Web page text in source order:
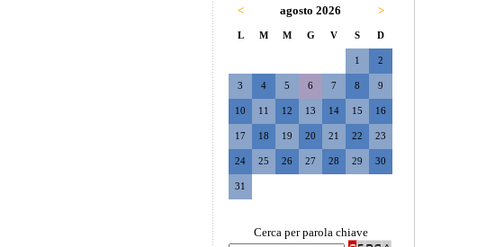
< agosto 2026 >
L M M G V S D
1 2
3 4 5 6 7 8 9
10 11 12 13 14 15 16
17 18 19 20 21 22 23
24 25 26 27 28 29 30
31
Cerca per parola chiave